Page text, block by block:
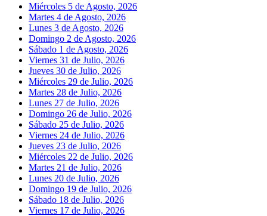
Miércoles 5 de Agosto, 2026
Martes 4 de Agosto, 2026
Lunes 3 de Agosto, 2026
Domingo 2 de Agosto, 2026
Sábado 1 de Agosto, 2026
Viernes 31 de Julio, 2026
Jueves 30 de Julio, 2026
Miércoles 29 de Julio, 2026
Martes 28 de Julio, 2026
Lunes 27 de Julio, 2026
Domingo 26 de Julio, 2026
Sábado 25 de Julio, 2026
Viernes 24 de Julio, 2026
Jueves 23 de Julio, 2026
Miércoles 22 de Julio, 2026
Martes 21 de Julio, 2026
Lunes 20 de Julio, 2026
Domingo 19 de Julio, 2026
Sábado 18 de Julio, 2026
Viernes 17 de Julio, 2026